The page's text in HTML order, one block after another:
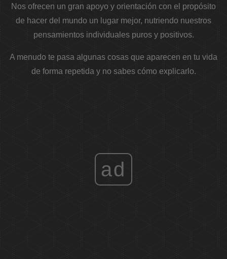
Nos ofrecen un gran apoyo y orientación con el propósito
de hacer del mundo un lugar mejor, nutriendo nuestros
pensamientos individuales puros y positivos.
A menudo te pasa algunas cosas que aparecen en tu vida
de forma repetida y no sabes cómo explicarlo.
ad